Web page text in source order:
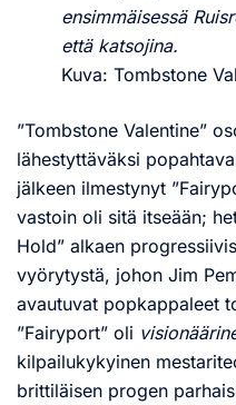
ensimmäisessä
että katsojina.
Kuva: Tombstone
”Tombstone Valentine”
lähestyttäväksi
jälkeen ilmestynyt
vastoin oli sitä itseään;
Hold” alkaen
vyörytystä, johon Jim
avautuvat popkappaleet
”Fairyport” oli
kilpailukykyinen
brittiläisen progen